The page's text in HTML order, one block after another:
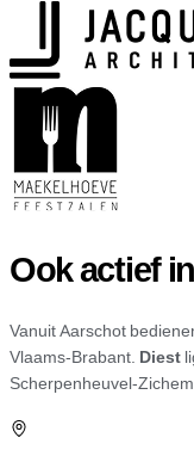
Ook actief
Vanuit Aarschot
Vlaams-Brabant. Diest
Scherpenheuvel-